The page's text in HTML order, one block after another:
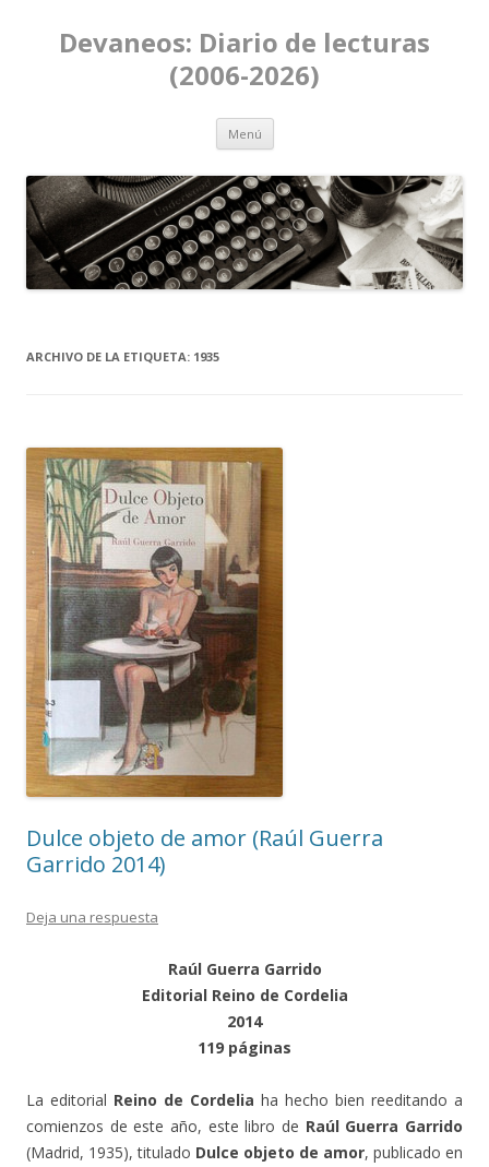
Devaneos: Diario de lecturas
(2006-2026)
Menú Ir al contenido
ARCHIVO DE LA ETIQUETA: 1935
Dulce objeto de amor (Raúl Guerra
Garrido 2014)
Deja una respuesta
Raúl Guerra Garrido
Editorial Reino de Cordelia
2014
119 páginas
La editorial Reino de Cordelia ha hecho bien reeditando a
comienzos de este año, este libro de Raúl Guerra Garrido
(Madrid, 1935), titulado Dulce objeto de amor, publicado en